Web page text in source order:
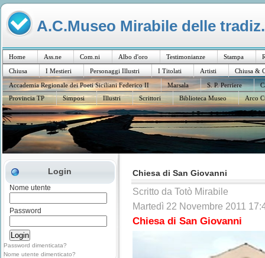
A.C.Museo Mirabile delle
Home Ass.ne Com.ni Albo d'oro Testimonianze Stampa
Chiusa
I Mestieri Personaggi Illustri I Titolati Artisti
Chiusa &
Accademia Regionale dei Poeti Siciliani Federico II
Marsala S. P. Perriere
Provincia TP
Simposi Illustri Scrittori Biblioteca Museo Arco
Login
Nome utente
Password
Password dimenticata?
Nome utente dimenticato?
Chiesa di San Giovanni
Scritto da Totò Mirabile
Martedì 22 Novembre 2011
Chiesa di San Giovanni